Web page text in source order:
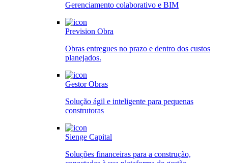
Gerenciamento colaborativo e BIM
Prevision Obra
Obras entregues no prazo e dentro dos custos
planejados.
Gestor Obras
Solução ágil e inteligente para pequenas
construtoras
Sienge Capital
Soluções financeiras para a construção,